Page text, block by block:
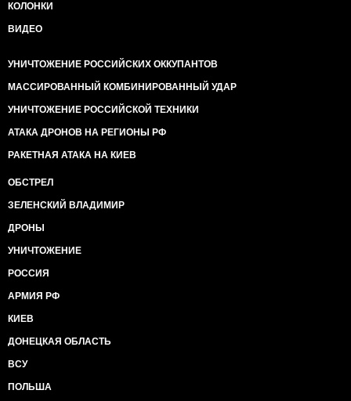
КОЛОНКИ
ВИДЕО
УНИЧТОЖЕНИЕ РОССИЙСКИХ ОККУПАНТОВ
МАССИРОВАННЫЙ КОМБИНИРОВАННЫЙ УДАР
УНИЧТОЖЕНИЕ РОССИЙСКОЙ ТЕХНИКИ
АТАКА ДРОНОВ НА РЕГИОНЫ РФ
РАКЕТНАЯ АТАКА НА КИЕВ
ОБСТРЕЛ
ЗЕЛЕНСКИЙ ВЛАДИМИР
ДРОНЫ
УНИЧТОЖЕНИЕ
РОССИЯ
АРМИЯ РФ
КИЕВ
ДОНЕЦКАЯ ОБЛАСТЬ
ВСУ
ПОЛЬША